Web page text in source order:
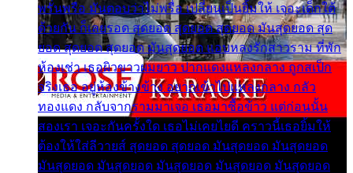
พรั่นพรือ มันตอบว่าไม่พรื่อ เปลี่ยนเป็นยิ้มให้ เจอะเด็กใต้
ด้วยกัน ก็เลยรอด สุดยอด สุดยอด สุดยอด มันสุดยอด สุด
ยอด สุดยอด สุดยอด มันสุดยอด แอบหลงรักสาวราม ที่พัก
ห้องเช่า เธอผิวขาวผมยาว ปากแดงแหลงกลาง ถูกสเป็ก
จริงเธอ อยู่ห้องข้างข้าง อยากเข้าไปแหลงกลาง กลัว
ทองแดง กลับจากรามมาเจอ เธอมาซื้อข้าว แต่ก่อนนั้น
สองเรา เจอะกันครั้งใด เธอไม่เคยไยดี คราวนี้เธอยิ้มให้
ต้องให้ใส่ลีวายส์ สุดยอด สุดยอด มันสุดยอด มันสุดยอด
มันสุดยอด มันสุดยอด มันสุดยอด มันสุดยอด มันสุดยอด